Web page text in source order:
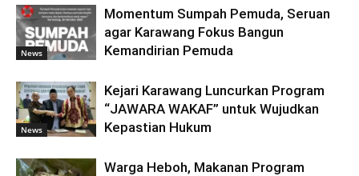
News
Momentum Sumpah Pemuda, Seruan
agar Karawang Fokus Bangun
Kemandirian Pemuda
News
Kejari Karawang Luncurkan Program
“JAWARA WAKAF” untuk Wujudkan
Kepastian Hukum
Warga Heboh, Makanan Program